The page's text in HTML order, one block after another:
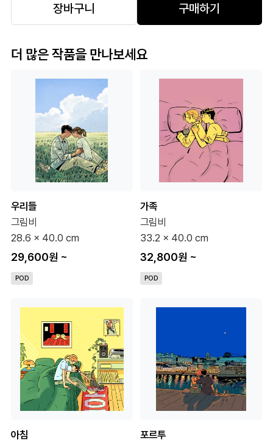
장바구니 구매하기
더 많은 작품을 만나보세요
우리들
그림비
28.6 x 40.0 cm
29,600원 ~
POD
가족
그림비
33.2 x 40.0 cm
32,800원 ~
POD
아침
포르투